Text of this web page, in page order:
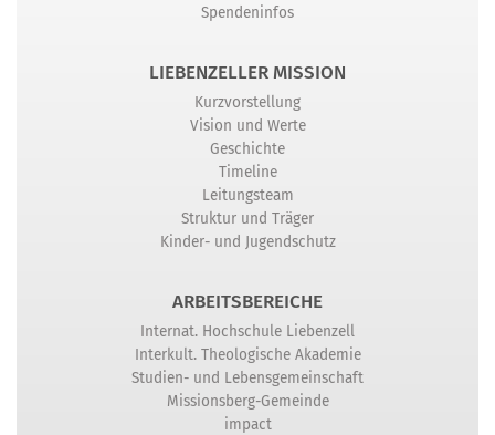
Spendeninfos
LIEBENZELLER MISSION
Kurzvorstellung
Vision und Werte
Geschichte
Timeline
Leitungsteam
Struktur und Träger
Kinder- und Jugendschutz
ARBEITSBEREICHE
Internat. Hochschule Liebenzell
Interkult. Theologische Akademie
Studien- und Lebensgemeinschaft
Missionsberg-Gemeinde
impact